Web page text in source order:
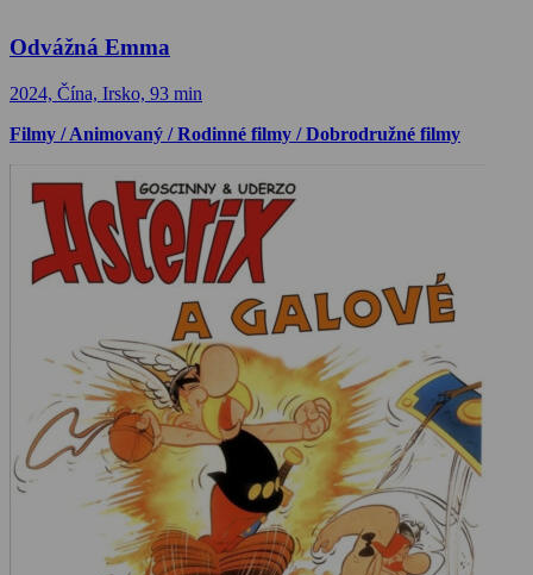
Odvážná Emma
2024, Čína, Irsko, 93 min
Filmy / Animovaný / Rodinné filmy / Dobrodružné filmy